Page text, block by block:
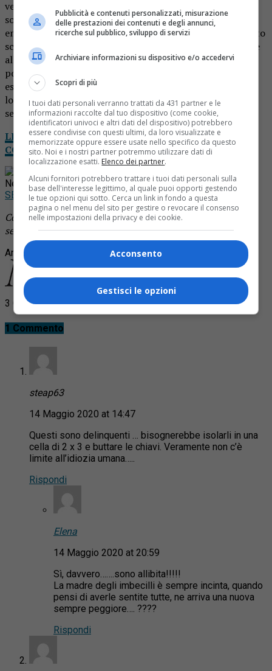
verbalizzazione degli atti relativi ha costretto gli agenti a
soffermarsi con i soggetti per circa un’ora. Quello che è
emerso dalle verifiche svolte a mezzo banca dati ha lasciato
sconvolti: i due soggetti erano sottoposti all’isolamento e
alla sorveglianza domiciliare poiché almeno uno risultato
positivo al Covid-19. A questo punto il capo dei vigili ha
esentato dal servizio i tre agenti coinvolti, disponendo il
loro isolamento presso il domicilio. Mentre ai due
sessantenni sarà contestato il reato di epidemia colposa.
LEGGI NOTIZIA OGGI DA CASA: IL TUO GIORNALE
COMPLETO IN VERSIONE DIGITALE
News!
SEGUICI
Continua a leggere le notizie di Notizia Oggi Borgosesia
segui la nostrapagina Facebook
Argomenti correlati: covidinvestitoripositivi
3 Commenti
1 Commento
steap63
14 Maggio 2020 at 14:47
Questi sono delinquenti … bisognerebbe isolarli in una
cella di 2 x 3 e buttare le chiavi. Veramente non c’è
limite all’idiozia umana…..
Rispondi
Elena
14 Maggio 2020 at 20:59
Sì, davvero…….sono allibita!!!!!
La madre degli imbecilli è sempre incinta, quando
pensi di averle sentite tutte, ne arriva una nuova
sempre peggiore…. ????
Rispondi
Pubblicità e contenuti personalizzati, misurazione
delle prestazioni dei contenuti e degli annunci,
ricerche sul pubblico, sviluppo di servizi
Archiviare informazioni su dispositivo e/o accedervi
Scopri di più
I tuoi dati personali verranno trattati da 431 partner e le
informazioni raccolte dal tuo dispositivo (come cookie,
identificatori univoci e altri dati del dispositivo) potrebbero
essere condivise con questi ultimi, da loro visualizzate e
memorizzate oppure essere usate nello specifico da questo
sito. Noi e i nostri partner potremmo utilizzare dati di
localizzazione esatti. Elenco dei partner.
Alcuni fornitori potrebbero trattare i tuoi dati personali sulla
base dell'interesse legittimo, al quale puoi opporti gestendo
le tue opzioni qui sotto. Cerca un link in fondo a questa
pagina o nel menu del sito per gestire o revocare il consenso
nelle impostazioni della privacy e dei cookie.
Acconsento
Gestisci le opzioni